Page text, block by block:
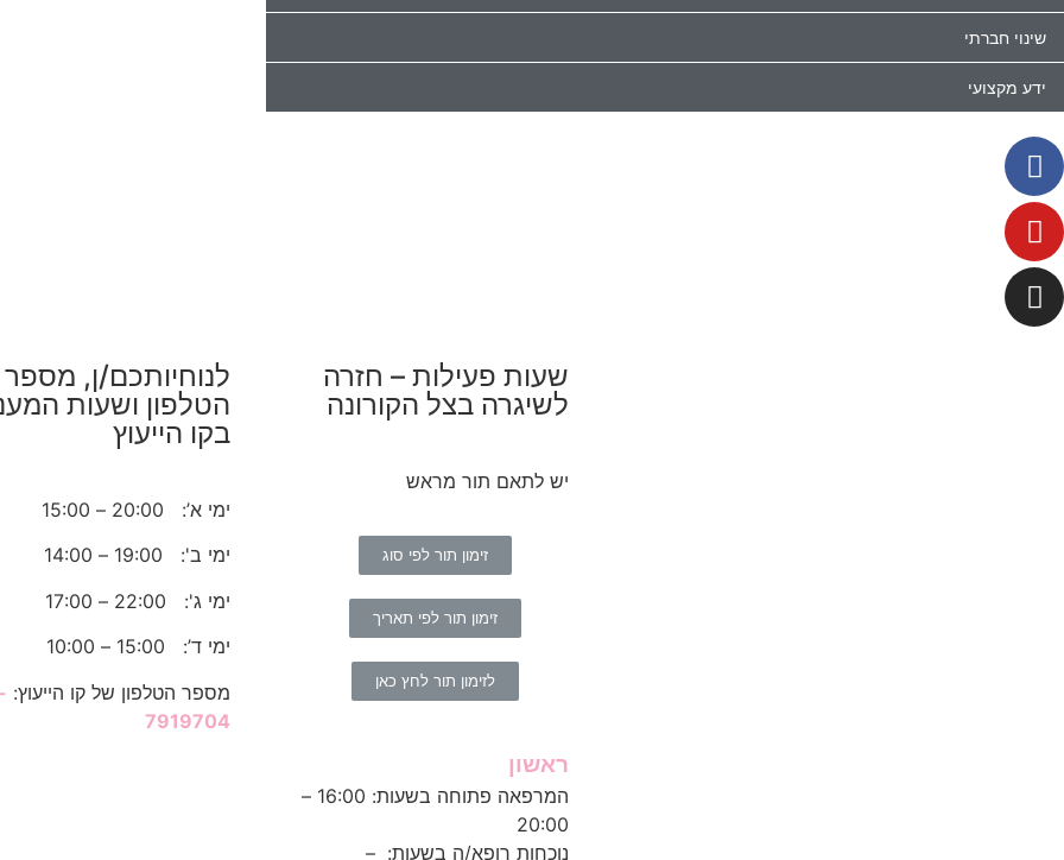
שינוי חברתי
ידע מקצועי
שעות פעילות – חזרה
לשיגרה בצל הקורונה
יש לתאם תור מראש
זימון תור לפי סוג
זימון תור לפי תאריך
לזימון תור לחץ כאן
ראשון
המרפאה פתוחה בשעות: 16:00 –
20:00
נוכחות רופא/ה בשעות: –
לנוחיותכם/ן, מספר
הטלפון ושעות
בקו הייעוץ
ימי א’: 20:00 – 15:00
ימי ב': 19:00 – 14:00
ימי ג': 22:00 – 17:00
ימי ד’: 15:00 – 10:00
מספר הטלפון של קו הייעוץ:
7919704